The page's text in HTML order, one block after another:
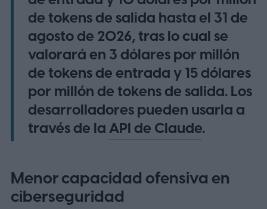
de tokens de salida hasta el 31 de
agosto de 2026, tras lo cual se
valorará en 3 dólares por millón
de tokens de entrada y 15 dólares
por millón de tokens de salida. Los
desarrolladores pueden usarla a
través de laAPI de Claude.
Menor capacidad ofensiva en
ciberseguridad